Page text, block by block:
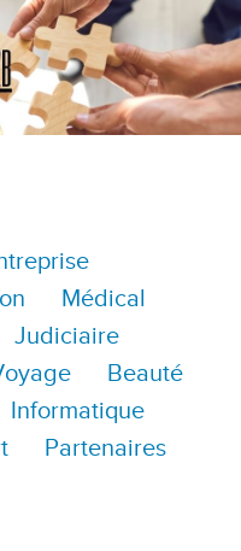
Médical
Judiciaire
Beauté
Informatique
Partenaires